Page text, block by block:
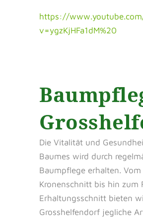
https://
v=ygzKjHFa1dM%20
Die Vitalität und
Baumes wird durch
Baumpflege erhalten. Vom
Kronenschnitt bis hin zum
Erhaltungsschnitt bieten
Grosshelfendorf jegliche